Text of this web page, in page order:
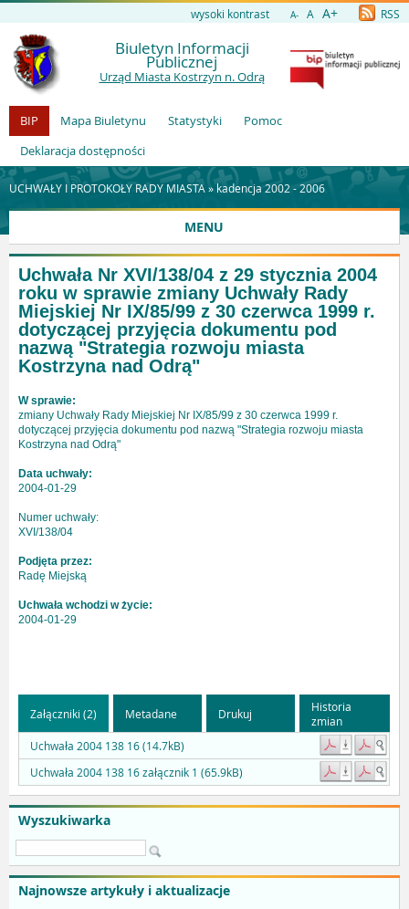
wysoki kontrast A- A A+ RSS
Biuletyn Informacji
Publicznej
Urząd Miasta Kostrzyn n. Odrą
BIP Mapa Biuletynu Statystyki
Pomoc
Deklaracja dostępności
UCHWAŁY I PROTOKOŁY RADY MIASTA »kadencja 2002 - 2006
MENU
Wyszukiwarka
Najnowsze artykuły i aktualizacje
Uchwała Nr XVI/138/04 z 29 stycznia 2004
roku w sprawie zmiany Uchwały Rady
Miejskiej Nr IX/85/99 z 30 czerwca 1999 r.
dotyczącej przyjęcia dokumentu pod
nazwą "Strategia rozwoju miasta
Kostrzyna nad Odrą"
W sprawie:
zmiany Uchwały Rady Miejskiej Nr IX/85/99 z 30 czerwca 1999 r.
dotyczącej przyjęcia dokumentu pod nazwą "Strategia rozwoju miasta
Kostrzyna nad Odrą"
Data uchwały:
2004-01-29
Numer uchwały:
XVI/138/04
Podjęta przez:
Radę Miejską
Uchwała wchodzi w życie:
2004-01-29
Załączniki (2) Metadane Drukuj
Historia
zmian
Uchwała 2004 138 16 (14.7kB)
Uchwała 2004 138 16 załącznik 1 (65.9kB)